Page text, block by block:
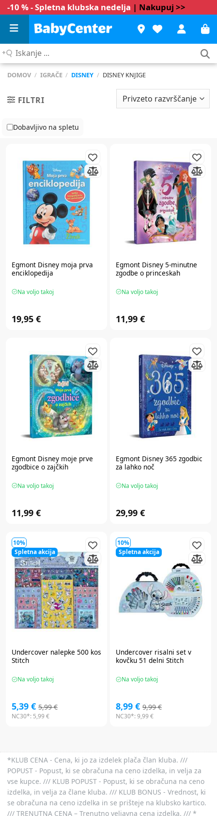
-10 % - Spletna klubska nedelja | Nakupuj >>
Iskanje
DOMOV / IGRAČE / DISNEY / DISNEY KNJIGE
FILTRI
Dobavljivo na spletu
Egmont Disney moja prva
enciklopedija
Na voljo takoj
19,95 €
Egmont Disney 5-minutne
zgodbe o princeskah
Na voljo takoj
11,99 €
Egmont Disney moje prve
zgodbice o zajčkih
Na voljo takoj
11,99 €
Egmont Disney 365 zgodbic
za lahko noč
Na voljo takoj
29,99 €
10%
Spletna akcija
Undercover nalepke 500 kos
Stitch
Na voljo takoj
5,39 € 5,99 €
NC30*: 5,99 €
10%
Spletna akcija
Undercover risalni set v
kovčku 51 delni Stitch
Na voljo takoj
8,99 € 9,99 €
NC30*:9,99 €
*KLUB CENA - Cena, ki jo za izdelek plača član kluba. ///
POPUST - Popust, ki se obračuna na ceno izdelka, in velja za
vse kupce. /// KLUB POPUST - Popust, ki se obračuna na ceno
izdelka, in velja za člane kluba. /// KLUB BONUS - Vrednost, ki
se obračuna na ceno izdelka in se prišteje na klubsko kartico.
/// TRENUTNA CENA – Trenutno veljavna cena izdelka. /// *